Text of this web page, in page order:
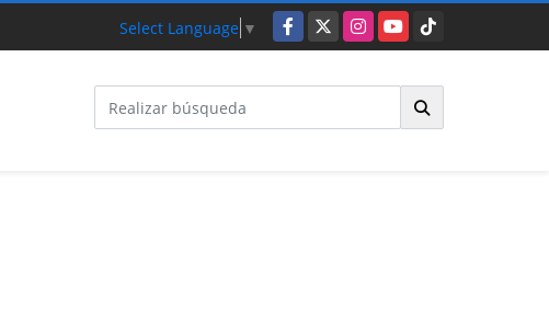
Select Language ▼ Facebook
X InstagramYouTubeTikTok